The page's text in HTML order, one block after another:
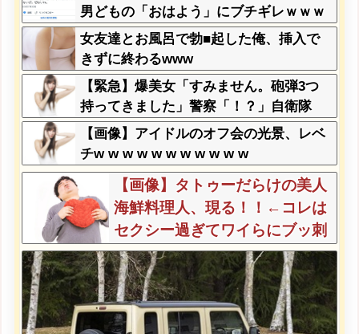
男どもの「おはよう」にブチギレｗｗｗ
女友達とお風呂で勃■起した俺、挿入で
きずに終わるwww
【緊急】爆美女「すみません。砲弾3つ
持ってきました」警察「！？」自衛隊
「！？」→結果w w w w w w w w
【画像】アイドルのオフ会の光景、レベ
チw w w w w w w w w w w
【画像】タトゥーだらけの美人
海鮮料理人、現る！！←コレは
セクシー過ぎてワイらにブッ刺
さりまくりw w w w w w w w w